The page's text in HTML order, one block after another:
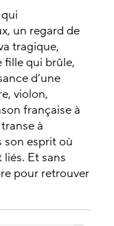
un regard de
tragique,
fille qui brûle,
d’une
violon,
française à
à
son esprit où
Et sans
pour retrouver